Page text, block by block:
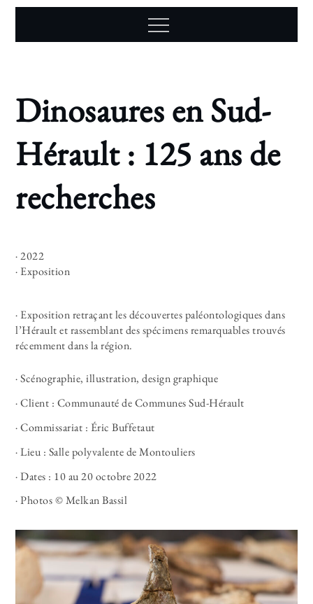
Skip
content
Home
Scénographie
en Sud-
Hérault :
125 ans de
recherches
Dinosaures en Sud-
Hérault : 125 ans de
recherches
· 2022
· Exposition
· Exposition retraçant les découvertes paléontologiques dans
l’Hérault et rassemblant des spécimens remarquables trouvés
récemment dans la région.
· Scénographie, illustration, design graphique
· Client : Communauté de Communes Sud-Hérault
· Commissariat : Éric Buffetaut
· Lieu : Salle polyvalente de Montouliers
· Dates : 10 au 20 octobre 2022
· Photos © Melkan Bassil